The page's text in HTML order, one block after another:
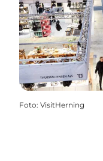
Foto: VisitHerning